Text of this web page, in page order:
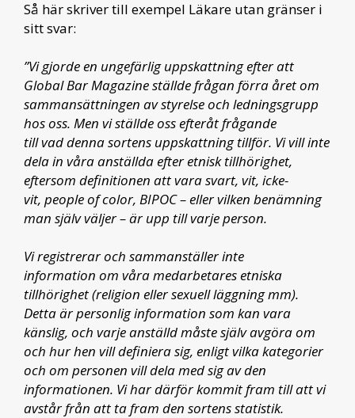
Så här skriver till exempel Läkare utan gränser i
sitt svar:
”Vi gjorde en ungefärlig uppskattning efter att
Global Bar Magazine ställde frågan förra året om
sammansättningen av styrelse och ledningsgrupp
hos oss. Men vi ställde oss efteråt frågande
till vad denna sortens uppskattning tillför. Vi vill inte
dela in våra anställda efter etnisk tillhörighet,
eftersom definitionen att vara svart, vit, icke-
vit, people of color, BIPOC – eller vilken benämning
man själv väljer – är upp till varje person.
Vi registrerar och sammanställer inte
information om våra medarbetares etniska
tillhörighet (religion eller sexuell läggning mm).
Detta är personlig information som kan vara
känslig, och varje anställd måste själv avgöra om
och hur hen vill definiera sig, enligt vilka kategorier
och om personen vill dela med sig av den
informationen. Vi har därför kommit fram till att vi
avstår från att ta fram den sortens statistik.